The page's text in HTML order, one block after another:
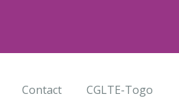
Contact CGLTE-Togo